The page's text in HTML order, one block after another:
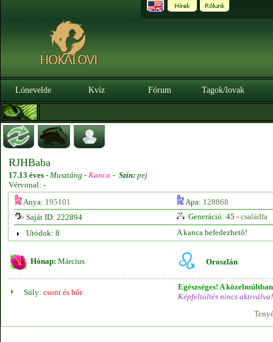
Lónevelde Kvíz Fórum Tagok/lovak
RJHBaba
17.13 éves - Musztáng - Kanca - Szín: pej
Vérvonal: -
Anya: 195101 Apa: 128868
Saját ID: 222894
Generáció: 45 - családfa
Utódok: 8
A kanca befedezhető!
Hónap: Március Oroszlán
Súly: csont és bőr
Egészséges! A
Képfeltöltés nincs aktiválva!